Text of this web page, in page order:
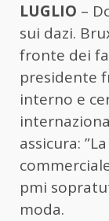
LUGLIO –
sui dazi.
fronte dei
presidente
interno e
assicura:
pmi
moda.